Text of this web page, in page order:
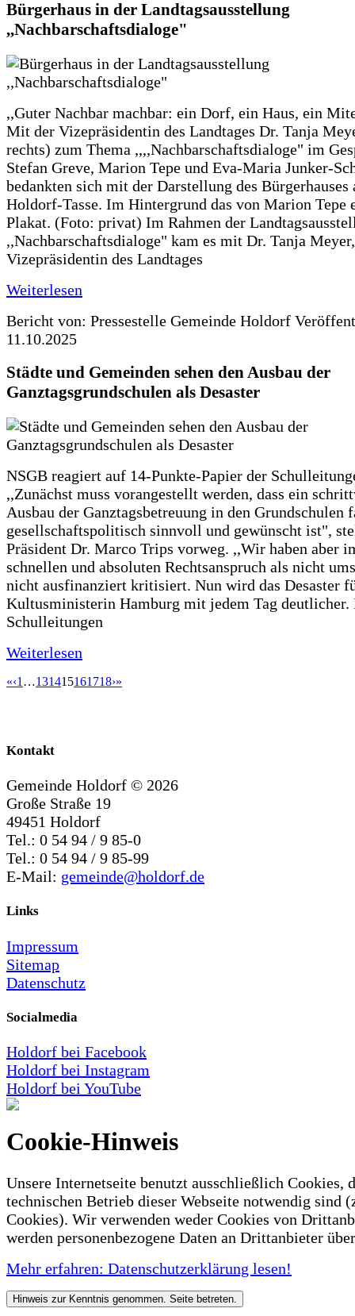
Bürgerhaus in der Landtagsausstellung
,,Nachbarschaftsdialoge"
,,Guter Nachbar machbar: ein Dorf, ein Haus, ein
Mit der Vizepräsidentin des Landtages Dr. Tanja
rechts) zum Thema ,,,,Nachbarschaftsdialoge" im
Stefan Greve, Marion Tepe und Eva-Maria Junker-
bedankten sich mit der Darstellung des Bürgerhauses
Holdorf-Tasse. Im Hintergrund das von Marion Tepe
Plakat. (Foto: privat) Im Rahmen der
,,Nachbarschaftsdialoge" kam es mit Dr. Tanja Meyer,
Vizepräsidentin des Landtages
Weiterlesen
Bericht von: Pressestelle Gemeinde Holdorf
11.10.2025
Städte und Gemeinden sehen den Ausbau der
Ganztagsgrundschulen als Desaster
NSGB reagiert auf 14-Punkte-Papier der
,,Zunächst muss vorangestellt werden, dass ein
Ausbau der Ganztagsbetreuung in den Grundschulen
gesellschaftspolitisch sinnvoll und gewünscht ist",
Präsident Dr. Marco Trips vorweg. ,,Wir haben aber
schnellen und absoluten Rechtsanspruch als nicht
nicht ausfinanziert kritisiert. Nun wird das Desaster
Kultusministerin Hamburg mit jedem Tag deutlicher.
Schulleitungen
Weiterlesen
«‹1 …131415161718›»
Kontakt
Gemeinde Holdorf © 2026
Große Straße 19
49451 Holdorf
Tel.: 0 54 94 / 9 85-0
Tel.: 0 54 94 / 9 85-99
E-Mail: gemeinde@holdorf.de
Links
Impressum
Sitemap
Datenschutz
Socialmedia
Holdorf bei Facebook
Holdorf bei Instagram
Holdorf bei YouTube
Cookie-Hinweis
Unsere Internetseite benutzt ausschließlich Cookies,
technischen Betrieb dieser Webseite notwendig sind
Cookies). Wir verwenden weder Cookies von
werden personenbezogene Daten an Drittanbieter
Mehr erfahren: Datenschutzerklärung lesen!
Hinweis zur Kenntnis genommen. Seite betreten.